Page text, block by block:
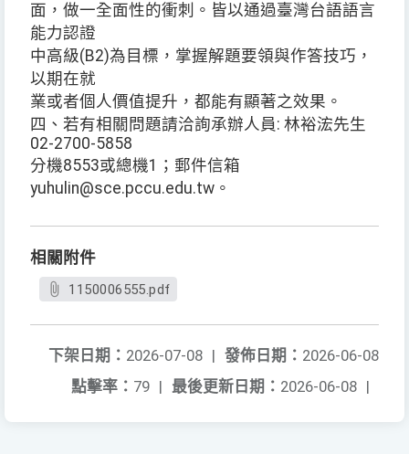
面，做一全面性的衝刺。皆以通過臺灣台語語言
能力認證
中高級(B2)為目標，掌握解題要領與作答技巧，
以期在就
業或者個人價值提升，都能有顯著之效果。
四、若有相關問題請洽詢承辦人員: 林裕浤先生
02-2700-5858
分機8553或總機1；郵件信箱
yuhulin@sce.pccu.edu.tw。
相關附件
1150006555.pdf
發佈日期： 2026-06-08
下架日期： 2026-07-08 |
最後更新日期： 2026-06-08 |
點擊率： 79 |